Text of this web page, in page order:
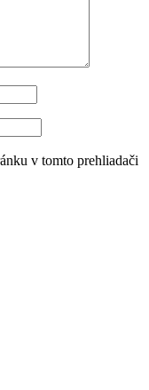
v tomto prehliadači